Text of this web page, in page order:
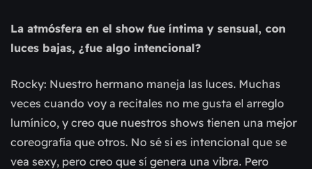
La atmósfera en el show fue íntima y sensual, con
luces bajas, ¿fue algo intencional?
Rocky: Nuestro hermano maneja las luces. Muchas
veces cuando voy a recitales no me gusta el arreglo
lumínico, y creo que nuestros shows tienen una mejor
coreografía que otros. No sé si es intencional que se
vea sexy, pero creo que sí genera una vibra. Pero